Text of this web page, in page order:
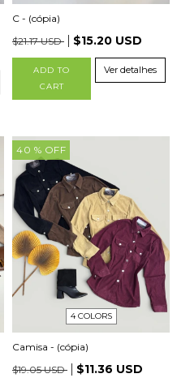
C - (cópia)
$21.17 USD
$15.20 USD
ADD TO
CART
Ver detalhes
40 % OFF
4 COLORS
Camisa - (cópia)
$19.05 USD
$11.36 USD